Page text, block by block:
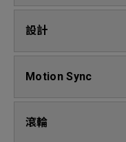
設計
Motion Sync
滾輪